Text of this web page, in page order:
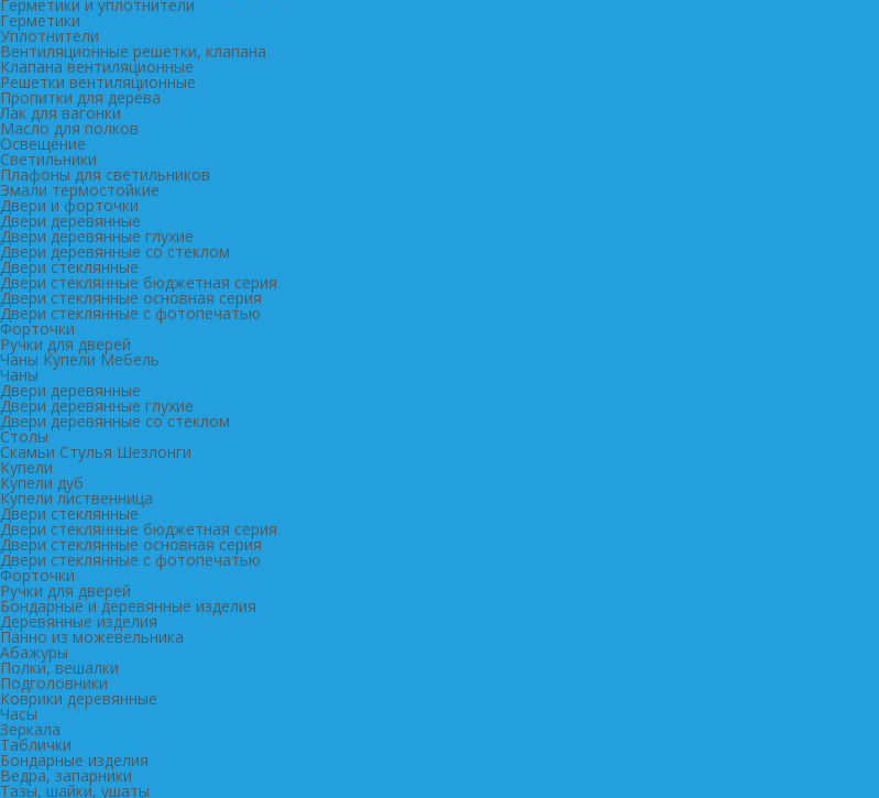
Герметики и уплотнители
Герметики
Уплотнители
Вентиляционные решетки, клапана
Клапана вентиляционные
Решетки вентиляционные
Пропитки для дерева
Лак для вагонки
Масло для полков
Освещение
Светильники
Плафоны для светильников
Эмали термостойкие
Двери и форточки
Двери деревянные
Двери деревянные глухие
Двери деревянные со стеклом
Двери стеклянные
Двери стеклянные бюджетная серия
Двери стеклянные основная серия
Двери стеклянные с фотопечатью
Форточки
Ручки для дверей
Чаны Купели Мебель
Чаны
Двери деревянные
Двери деревянные глухие
Двери деревянные со стеклом
Столы
Скамьи Стулья Шезлонги
Купели
Купели дуб
Купели лиственница
Двери стеклянные
Двери стеклянные бюджетная серия
Двери стеклянные основная серия
Двери стеклянные с фотопечатью
Форточки
Ручки для дверей
Бондарные и деревянные изделия
Деревянные изделия
Панно из можевельника
Абажуры
Полки, вешалки
Подголовники
Коврики деревянные
Часы
Зеркала
Таблички
Бондарные изделия
Ведра, запарники
Тазы, шайки, ушаты